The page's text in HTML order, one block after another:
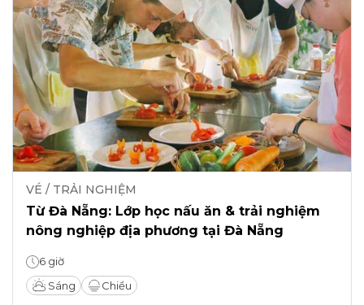
VÉ / TRẢI NGHIỆM
Từ Đà Nẵng: Lớp học nấu ăn & trải nghiệm
nông nghiệp địa phương tại Đà Nẵng
6 giờ
Sáng
Chiều